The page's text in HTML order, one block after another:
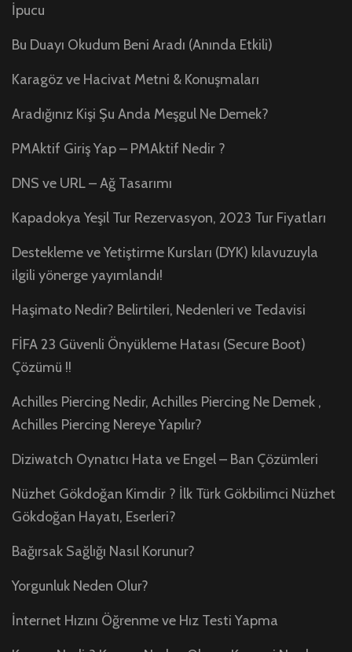
İpucu
Bu Duayı Okudum Beni Aradı (Anında Etkili)
Karagöz ve Hacivat Metni & Konuşmaları
Aradığınız Kişi Şu Anda Meşgul Ne Demek?
PMAktif Giriş Yap – PMAktif Nedir ?
DNS ve URL – Ağ Tasarımı
Kapadokya Yeşil Tur Rezervasyon, 2023 Tur Fiyatları
Destekleme ve Yetiştirme Kursları (DYK) kılavuzuyla
ilgili yönerge yayımlandı!
Haşimato Nedir? Belirtileri, Nedenleri ve Tedavisi
FİFA 23 Güvenli Önyükleme Hatası (Secure Boot)
Çözümü !!
Achilles Piercing Nedir, Achilles Piercing Ne Demek ,
Achilles Piercing Nereye Yapılır?
Diziwatch Oynatıcı Hata ve Engel – Ban Çözümleri
Nüzhet Gökdoğan Kimdir ? İlk Türk Gökbilimci Nüzhet
Gökdoğan Hayatı, Eserleri?
Bağırsak Sağlığı Nasıl Korunur?
Yorgunluk Neden Olur?
İnternet Hızını Öğrenme ve Hız Testi Yapma